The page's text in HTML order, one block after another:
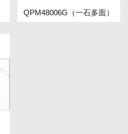
QPM48006G（一石多面）